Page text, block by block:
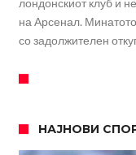
лондонскиот клуб и
на Арсенал.
со задолжителен
НАЈНОВИ